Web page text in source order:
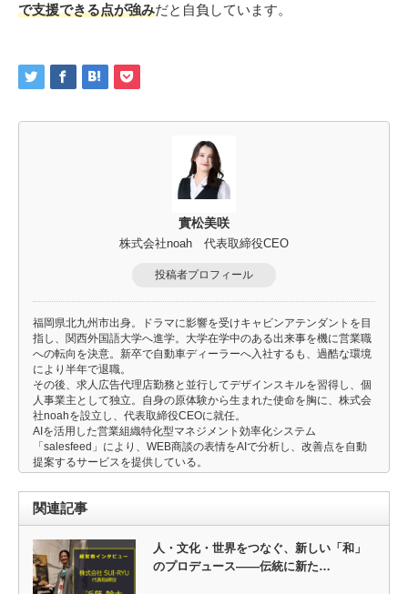
で支援できる点が強みだと自負しています。
實松美咲
株式会社noah 代表取締役CEO
投稿者プロフィール
福岡県北九州市出身。ドラマに影響を受けキャビンアテンダントを目
指し、関西外国語大学へ進学。大学在学中のある出来事を機に営業職
への転向を決意。新卒で自動車ディーラーへ入社するも、過酷な環境
により半年で退職。
その後、求人広告代理店勤務と並行してデザインスキルを習得し、個
人事業主として独立。自身の原体験から生まれた使命を胸に、株式会
社noahを設立し、代表取締役CEOに就任。
AIを活用した営業組織特化型マネジメント効率化システム
「salesfeed」により、WEB商談の表情をAIで分析し、改善点を自動
提案するサービスを提供している。
関連記事
人・文化・世界をつなぐ、新しい「和」
のプロデュース――伝統に新た…